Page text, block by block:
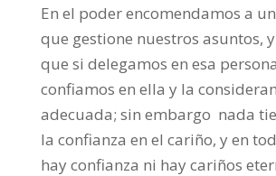
En el poder encomendamos a
que gestione nuestros asuntos,
que si delegamos en esa
confiamos en ella y la
adecuada; sin embargo nada
la confianza en el cariño, y en
hay confianza ni hay cariños